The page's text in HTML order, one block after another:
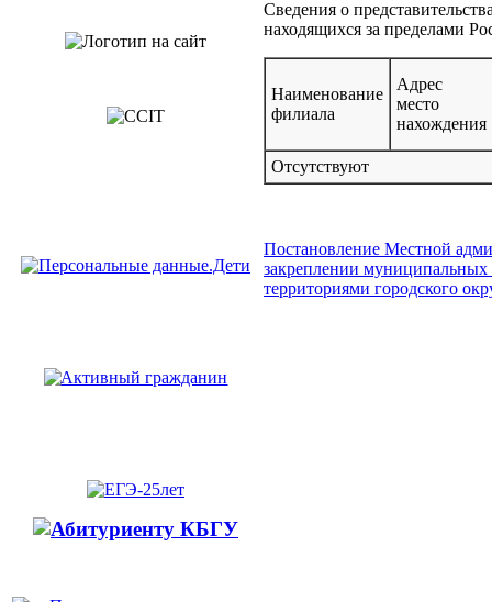
Сведения о
находящихся за пределами
Наименование
филиала
Адрес
место
нахождения
Отсутствуют
Постановление Местной
закреплении муниципальных
территориями городского